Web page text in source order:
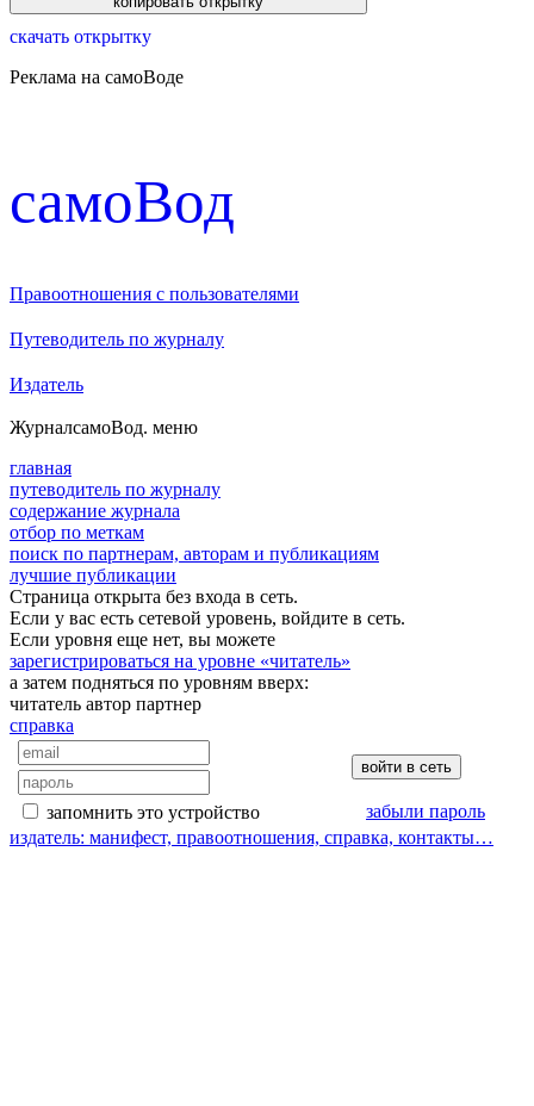
скачать открытку
Реклама на самоВоде
cамоВод
Правоотношения с пользователями
Путеводитель по журналу
Издатель
ЖурналсамоВод. меню
главная
путеводитель по журналу
содержание журнала
отбор по меткам
поиск по партнерам, авторам и публикациям
лучшие публикации
Страница открыта без входа в сеть.
Если у вас есть сетевой уровень, войдите в сеть.
Если уровня еще нет, вы можете
зарегистрироваться на уровне «читатель»
а затем подняться по уровням вверх:
читатель автор партнер
справка
запомнить это устройство
забыли пароль
издатель: манифест, правоотношения, справка, контакты…